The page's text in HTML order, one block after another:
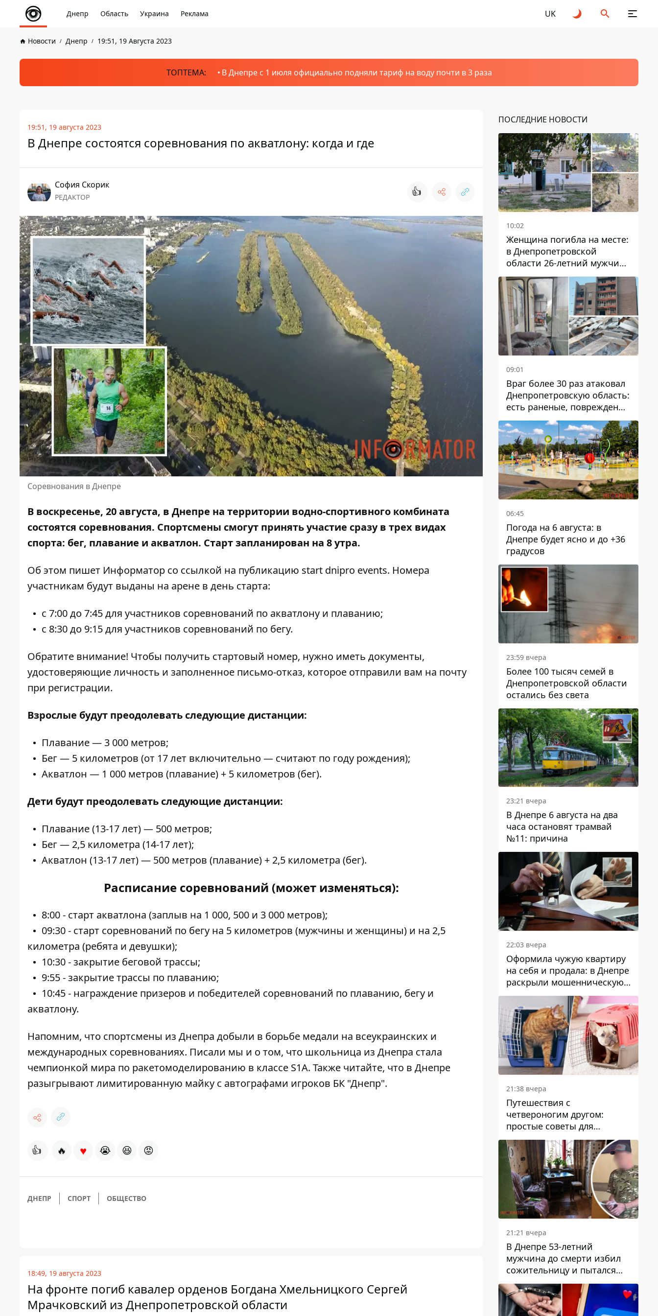
Днепр Область Украина Реклама UK
Новости Днепр 19:51, 19 Августа 2023
ТОПТЕМА: В Днепре с 1 июля официально подняли тариф на воду почти в 3 раза
19:51, 19 августа 2023
В Днепре состоятся соревнования по акватлону: когда и где
София Скорик
РЕДАКТОР 👍
Соревнования в Днепре
В воскресенье, 20 августа, в Днепре на территории водно-спортивного комбината
состоятся соревнования. Спортсмены смогут принять участие сразу в трех видах
спорта: бег, плавание и акватлон. Старт запланирован на 8 утра.
Об этом пишет Информатор со ссылкой на публикацию start dnipro events. Номера
участникам будут выданы на арене в день старта:
с 7:00 до 7:45 для участников соревнований по акватлону и плаванию;
с 8:30 до 9:15 для участников соревнований по бегу.
Обратите внимание! Чтобы получить стартовый номер, нужно иметь документы,
удостоверяющие личность и заполненное письмо-отказ, которое отправили вам на почту
при регистрации.
Взрослые будут преодолевать следующие дистанции:
Плавание — 3 000 метров;
Бег — 5 километров (от 17 лет включительно — считают по году рождения);
Акватлон — 1 000 метров (плавание) + 5 километров (бег).
Дети будут преодолевать следующие дистанции:
Плавание (13-17 лет) — 500 метров;
Бег — 2,5 километра (14-17 лет);
Акватлон (13-17 лет) — 500 метров (плавание) + 2,5 километра (бег).
Расписание соревнований (может изменяться):
8:00 - старт акватлона (заплыв на 1 000, 500 и 3 000 метров);
09:30 - старт соревнований по бегу на 5 километров (мужчины и женщины) и на 2,5
километра (ребята и девушки);
10:30 - закрытие беговой трассы;
9:55 - закрытие трассы по плаванию;
10:45 - награждение призеров и победителей соревнований по плаванию, бегу и
акватлону.
Напомним, что спортсмены из Днепра добыли в борьбе медали на всеукраинских и
международных соревнованиях. Писали мы и о том, что школьница из Днепра стала
чемпионкой мира по ракетомоделированию в классе S1A. Также читайте, что в Днепре
разыгрывают лимитированную майку с автографами игроков БК "Днепр".
👍 🔥 ♥ 😭 😆 😡
ДНЕПР СПОРТ ОБЩЕСТВО
18:49, 19 августа 2023
На фронте погиб кавалер орденов Богдана Хмельницкого Сергей
Мрачковский из Днепропетровской области
ПОСЛЕДНИЕ НОВОСТИ
10:02
Женщина погибла на месте:
в Днепропетровской
области 26-летний мужчина
избил трех человек
металлическим предметом
09:01
Враг более 30 раз атаковал
Днепропетровскую область:
есть раненые, повреждены
лицей, дома и предприятия
06:45
Погода на 6 августа: в
Днепре будет ясно и до +36
градусов
23:59 вчера
Более 100 тысяч семей в
Днепропетровской области
остались без света
23:21 вчера
В Днепре 6 августа на два
часа остановят трамвай
№11: причина
22:03 вчера
Оформила чужую квартиру
на себя и продала: в Днепре
раскрыли мошенническую
схему с недвижимостью
21:38 вчера
Путешествия с
четвероногим другом:
простые советы для
поездок с животными
21:21 вчера
В Днепре 53-летний
мужчина до смерти избил
сожительницу и пытался
скрыть преступление:
детали